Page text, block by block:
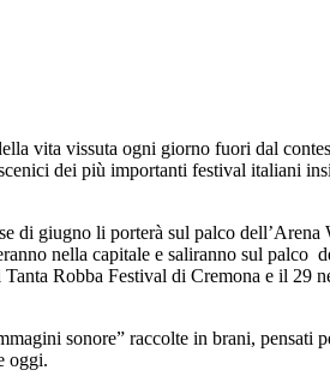
vita vissuta ogni giorno fuori dal
dei più importanti festival italiani
di giugno li porterà sul palco dell’Arena
nella capitale e saliranno sul palco
Robba Festival di Cremona e il 29
sonore” raccolte in brani, pensati
oggi.